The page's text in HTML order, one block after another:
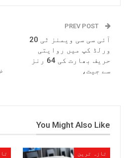
آئی سی سی ویمنز ٹی 20
ورلڈ کپ میں روایتی
حریف بھارت کی 64 رنز
سے جیت،
You Might Also Like
تازہ ترین